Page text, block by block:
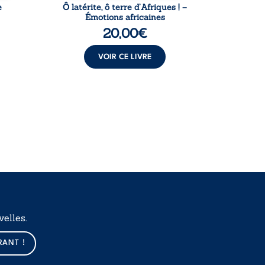
Ô latérite, ô terre d’Afriques ! –
Émotions africaines
20,00€
VOIR CE LIVRE
!